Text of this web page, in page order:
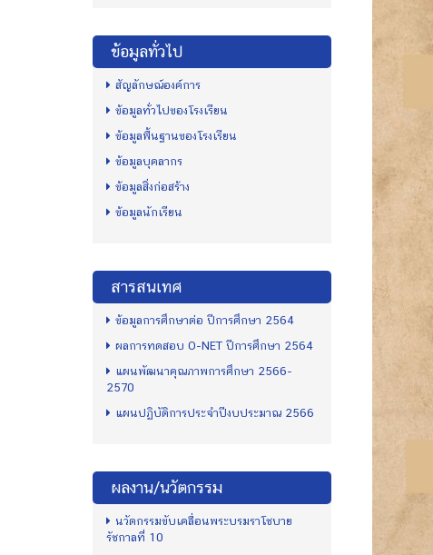
ข้อมูลทั่วไป
สัญลักษณ์องค์การ
ข้อมูลทั่วไปของโรงเรียน
ข้อมูลพื้นฐานของโรงเรียน
ข้อมูลบุคลากร
ข้อมูลสิ่งก่อสร้าง
ข้อมูลนักเรียน
สารสนเทศ
ข้อมูลการศึกษาต่อ ปีการศึกษา 2564
ผลการทดสอบ O-NET ปีการศึกษา 2564
แผนพัฒนาคุณภาพการศึกษา 2566-
2570
แผนปฏิบัติการประจำปีงบประมาณ 2566
ผลงาน/นวัตกรรม
นวัตกรรมขับเคลื่อนพระบรมราโชบาย
รัชกาลที่ 10